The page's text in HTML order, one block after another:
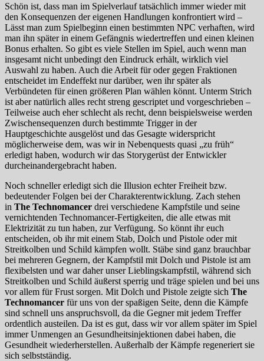
Schön ist, dass man im Spielverlauf tatsächlich immer wieder mit
den Konsequenzen der eigenen Handlungen konfrontiert wird –
Lässt man zum Spielbeginn einen bestimmten NPC verhaften, wird
man ihn später in einem Gefängnis wiedertreffen und einen kleinen
Bonus erhalten. So gibt es viele Stellen im Spiel, auch wenn man
insgesamt nicht unbedingt den Eindruck erhält, wirklich viel
Auswahl zu haben. Auch die Arbeit für oder gegen Fraktionen
entscheidet im Endeffekt nur darüber, wen ihr später als
Verbündeten für einen größeren Plan wählen könnt. Unterm Strich
ist aber natürlich alles recht streng gescriptet und vorgeschrieben –
Teilweise auch eher schlecht als recht, denn beispielsweise werden
Zwischensequenzen durch bestimmte Trigger in der
Hauptgeschichte ausgelöst und das Gesagte widerspricht
möglicherweise dem, was wir in Nebenquests quasi „zu früh“
erledigt haben, wodurch wir das Storygerüst der Entwickler
durcheinandergebracht haben.
Noch schneller erledigt sich die Illusion echter Freiheit bzw.
bedeutender Folgen bei der Charakterentwicklung. Zach stehen
in The Technomancer drei verschiedene Kampfstile und seine
vernichtenden Technomancer-Fertigkeiten, die alle etwas mit
Elektrizität zu tun haben, zur Verfügung. So könnt ihr euch
entscheiden, ob ihr mit einem Stab, Dolch und Pistole oder mit
Streitkolben und Schild kämpfen wollt. Stäbe sind ganz brauchbar
bei mehreren Gegnern, der Kampfstil mit Dolch und Pistole ist am
flexibelsten und war daher unser Lieblingskampfstil, während sich
Streitkolben und Schild äußerst sperrig und träge spielen und bei uns
vor allem für Frust sorgen. Mit Dolch und Pistole zeigte sich The
Technomancer für uns von der spaßigen Seite, denn die Kämpfe
sind schnell uns anspruchsvoll, da die Gegner mit jedem Treffer
ordentlich austeilen. Da ist es gut, dass wir vor allem später im Spiel
immer Unmengen an Gesundheitsinjektionen dabei haben, die
Gesundheit wiederherstellen. Außerhalb der Kämpfe regeneriert sie
sich selbstständig.